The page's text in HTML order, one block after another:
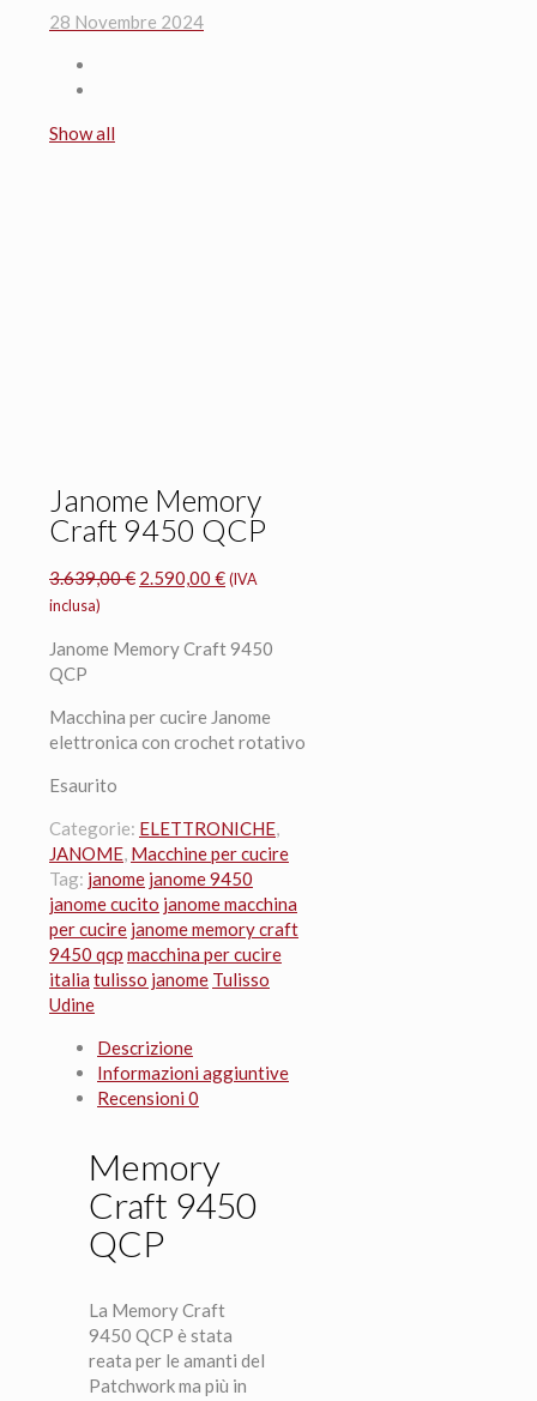
28 Novembre 2024
Show all
Janome Memory
Craft 9450 QCP
3.639,00€ Il
era:
2.590,00 €Il
è:
(IVA
inclusa)
Janome Memory Craft 9450
QCP
Macchina per cucire Janome
elettronica con crochet rotativo
Esaurito
Categorie: ELETTRONICHE,
JANOME, Macchine per cucire
Tag: janome janome 9450
janome cucito janome macchina
per cucire janome memory craft
9450 qcp macchina per cucire
italia tulisso janome Tulisso
Udine
Descrizione
Informazioni aggiuntive
Recensioni 0
Memory
Craft 9450
QCP
La Memory Craft
9450 QCP è stata
reata per le amanti del
Patchwork ma più in